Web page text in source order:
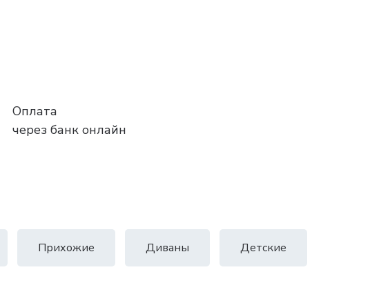
Оплата
через банк онлайн
Прихожие Диваны Детские